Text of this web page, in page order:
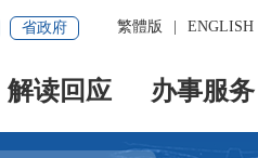
繁體版 ENGLISH
省政府
解读回应 办事服务